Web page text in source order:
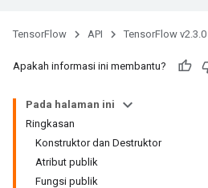
TensorFlow API TensorFlow v2.3.0
Apakah informasi ini membantu?
Pada halaman ini
Ringkasan
Konstruktor dan Destruktor
Atribut publik
Fungsi publik